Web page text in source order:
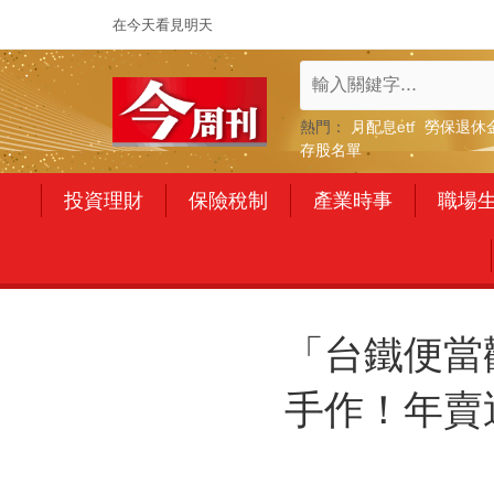
在今天看見明天
熱門： 月配息etf 勞保退休
存股名單
投資理財 保險稅制 產業時事 職場
「台鐵便
手作！年